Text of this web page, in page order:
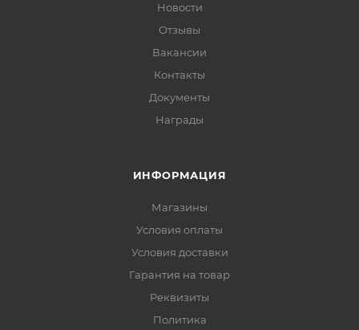
Новости
Отзывы
Вакансии
Контакты
Документы
Награды
ИНФОРМАЦИЯ
Магазины
Условия оплаты
Условия доставки
Гарантия на товар
Реквизиты
Политика